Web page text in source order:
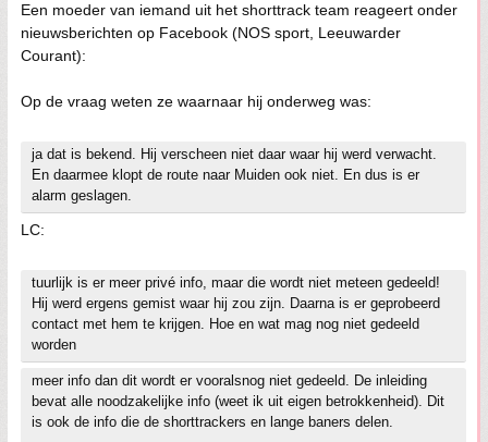
Een moeder van iemand uit het shorttrack team reageert onder
nieuwsberichten op Facebook (NOS sport, Leeuwarder
Courant):
Op de vraag weten ze waarnaar hij onderweg was:
ja dat is bekend. Hij verscheen niet daar waar hij werd verwacht.
En daarmee klopt de route naar Muiden ook niet. En dus is er
alarm geslagen.
LC:
tuurlijk is er meer privé info, maar die wordt niet meteen gedeeld!
Hij werd ergens gemist waar hij zou zijn. Daarna is er geprobeerd
contact met hem te krijgen. Hoe en wat mag nog niet gedeeld
worden
meer info dan dit wordt er vooralsnog niet gedeeld. De inleiding
bevat alle noodzakelijke info (weet ik uit eigen betrokkenheid). Dit
is ook de info die de shorttrackers en lange baners delen.